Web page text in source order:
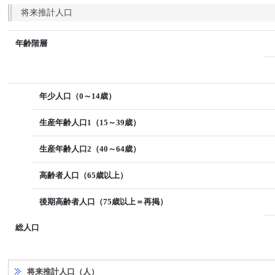
将来推計人口
年齢階層
年少人口（0～14歳）
生産年齢人口1（15～39歳）
生産年齢人口2（40～64歳）
高齢者人口（65歳以上）
後期高齢者人口（75歳以上＝再掲）
総人口
将来推計人口（人）